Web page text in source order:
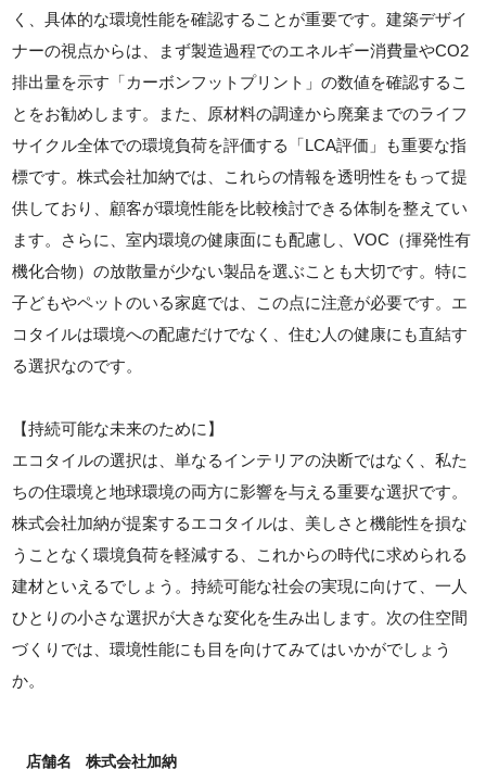
く、具体的な環境性能を確認することが重要です。建築デザイ
ナーの視点からは、まず製造過程でのエネルギー消費量やCO2
排出量を示す「カーボンフットプリント」の数値を確認するこ
とをお勧めします。また、原材料の調達から廃棄までのライフ
サイクル全体での環境負荷を評価する「LCA評価」も重要な指
標です。株式会社加納では、これらの情報を透明性をもって提
供しており、顧客が環境性能を比較検討できる体制を整えてい
ます。さらに、室内環境の健康面にも配慮し、VOC（揮発性有
機化合物）の放散量が少ない製品を選ぶことも大切です。特に
子どもやペットのいる家庭では、この点に注意が必要です。エ
コタイルは環境への配慮だけでなく、住む人の健康にも直結す
る選択なのです。
【持続可能な未来のために】
エコタイルの選択は、単なるインテリアの決断ではなく、私た
ちの住環境と地球環境の両方に影響を与える重要な選択です。
株式会社加納が提案するエコタイルは、美しさと機能性を損な
うことなく環境負荷を軽減する、これからの時代に求められる
建材といえるでしょう。持続可能な社会の実現に向けて、一人
ひとりの小さな選択が大きな変化を生み出します。次の住空間
づくりでは、環境性能にも目を向けてみてはいかがでしょう
か。
店舗名 株式会社加納